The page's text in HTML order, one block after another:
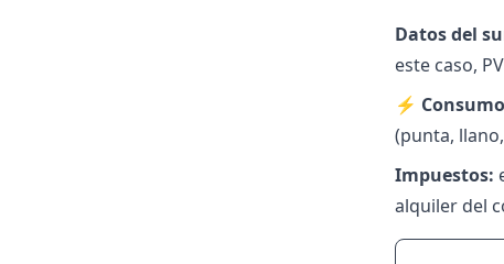
Datos del
este caso,
⚡
(punta,
Impuestos:
alquiler del